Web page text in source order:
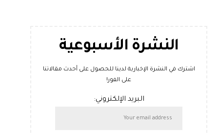
النشرة الأسبوعية
اشترك في النشرة الإخبارية لدينا للحصول على أحدث مقالاتنا
على الفور!
البريد الإلكتروني: